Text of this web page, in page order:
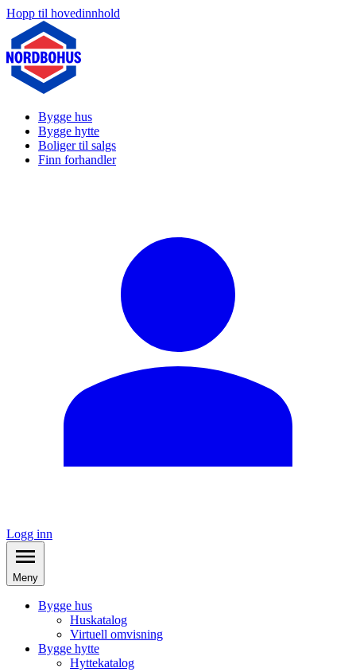
Hopp til hovedinnhold
Bygge hus
Bygge hytte
Boliger til salgs
Finn forhandler
Logg inn
Meny
Bygge hus
Huskatalog
Virtuell omvisning
Bygge hytte
Hyttekatalog